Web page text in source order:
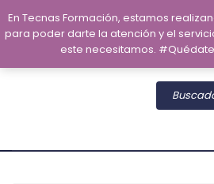
En Tecnas Formación, estamos
para poder darte la atención y el
este necesitamos.